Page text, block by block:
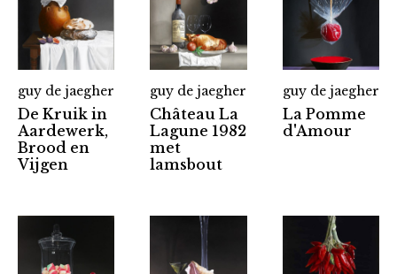
guy de jaegher
De Kruik in
Aardewerk,
Brood en
Vijgen
guy de jaegher
Château La
Lagune 1982
met
lamsbout
guy de jaegher
La Pomme
d'Amour